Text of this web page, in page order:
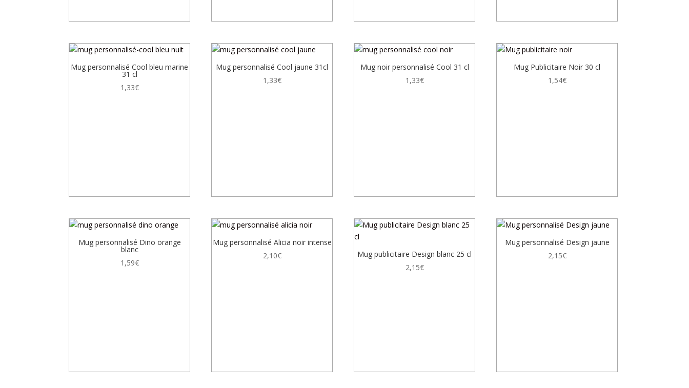
Mug personnalisé Cool bleu marine
31 cl
1,33€
Mug personnalisé Cool jaune 31cl
1,33€
Mug noir personnalisé Cool 31 cl
1,33€
Mug Publicitaire Noir 30 cl
1,54€
Mug personnalisé Dino orange
blanc
1,59€
Mug personnalisé Alicia noir intense
2,10€
Mug publicitaire Design blanc 25 cl
2,15€
Mug personnalisé Design jaune
2,15€